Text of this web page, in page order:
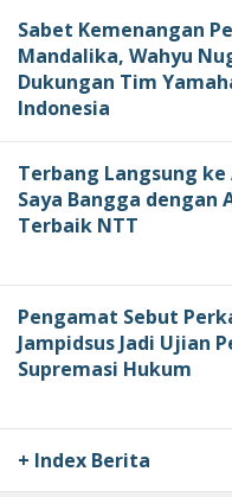
Sabet Kemenangan
Mandalika, Wahyu
Dukungan Tim
Indonesia
Terbang Langsung
Saya Bangga dengan
Terbaik NTT
Pengamat Sebut
Jampidsus Jadi Ujian
Supremasi Hukum
+ Index Berita